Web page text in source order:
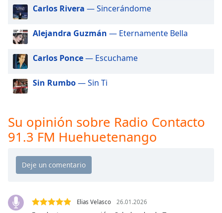
dialog
window.
Escape
and
close
window.
Text
Color
Opacity
Background
Color
Carlos Rivera — Sincerándome
Alejandra Guzmán — Eternamente Bella
Carlos Ponce— Escuchame
Sin Rumbo— Sin Ti
Su opinión sobre Radio Contacto
91.3 FM Huehuetenango
Elias Velasco 26.01.2026